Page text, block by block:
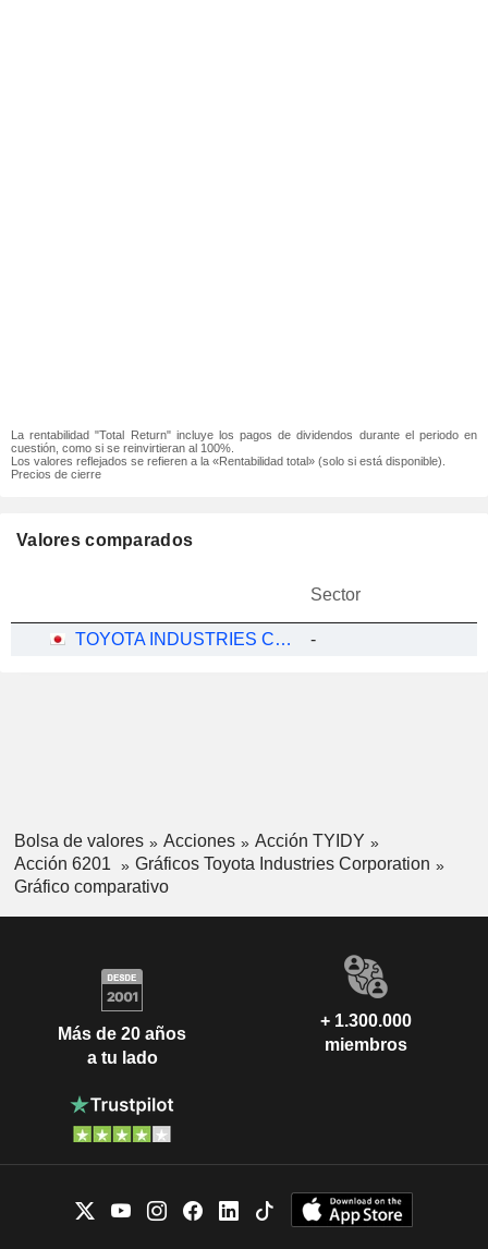
La rentabilidad "Total Return" incluye los pagos de dividendos durante el periodo en
cuestión, como si se reinvirtieran al 100%.
Los valores reflejados se refieren a la «Rentabilidad total» (solo si está disponible).
Precios de cierre
Valores comparados
Sector
TOYOTA INDUSTRIES CORPORATION -
Bolsa de valores Acciones
Acción TYIDY
Acción 6201
Gráficos Toyota Industries Corporation
Gráfico comparativo
Más de 20 años
a tu lado
+ 1.300.000
miembros